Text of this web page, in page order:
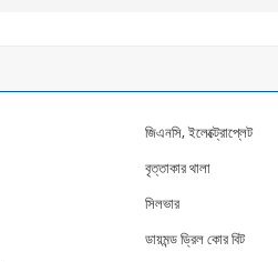
জিএনসি, ইলেক্ট্রোপ্লেট
বৃত্তাকার থালা
সিলভার
ডায়মন্ড ড্রিল কোর বিট